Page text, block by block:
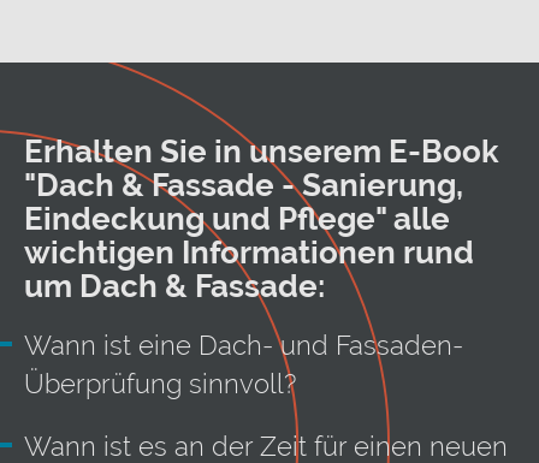
Erhalten Sie in unserem E-Book
"Dach & Fassade - Sanierung,
Eindeckung und Pflege" alle
wichtigen Informationen rund
um Dach & Fassade:
Wann ist eine Dach- und Fassaden-
Überprüfung sinnvoll?
Wann ist es an der Zeit für einen neuen